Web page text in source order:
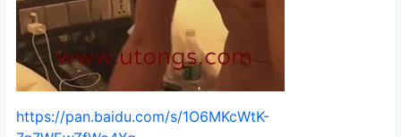
https://pan.baidu.com/s/1O6MKcWtK-